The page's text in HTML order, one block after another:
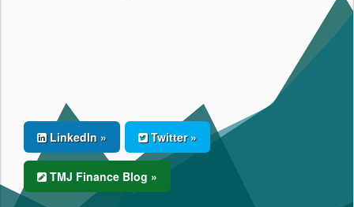
LinkedIn » Twitter »
TMJ Finance Blog »